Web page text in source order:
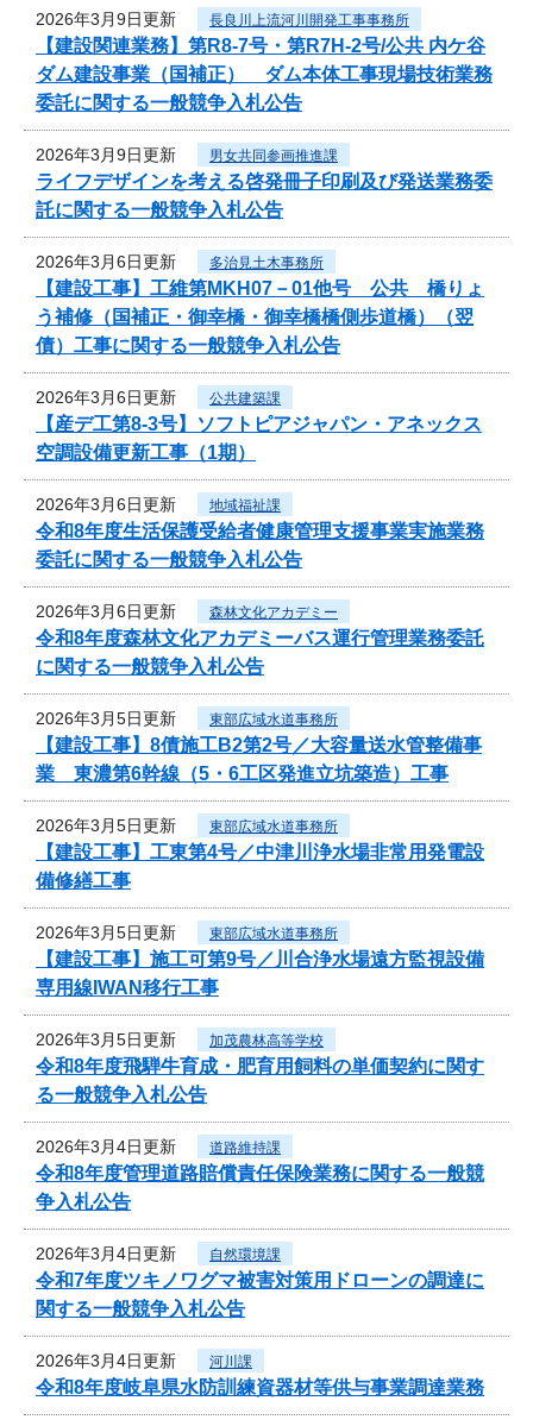
2026年3月9日更新 長良川上流河川開発工事事務所
【建設関連業務】第R8-7号・第R7H-2号/公共 内ケ谷
ダム建設事業（国補正） ダム本体工事現場技術業務
委託に関する一般競争入札公告
2026年3月9日更新 男女共同参画推進課
ライフデザインを考える啓発冊子印刷及び発送業務委
託に関する一般競争入札公告
2026年3月6日更新 多治見土木事務所
【建設工事】工維第MKH07－01他号 公共 橋りょ
う補修（国補正・御幸橋・御幸橋橋側歩道橋）（翌
債）工事に関する一般競争入札公告
2026年3月6日更新 公共建築課
【産デ工第8-3号】ソフトピアジャパン・アネックス
空調設備更新工事（1期）
2026年3月6日更新 地域福祉課
令和8年度生活保護受給者健康管理支援事業実施業務
委託に関する一般競争入札公告
2026年3月6日更新 森林文化アカデミー
令和8年度森林文化アカデミーバス運行管理業務委託
に関する一般競争入札公告
2026年3月5日更新 東部広域水道事務所
【建設工事】8債施工B2第2号／大容量送水管整備事
業 東濃第6幹線（5・6工区発進立坑築造）工事
2026年3月5日更新 東部広域水道事務所
【建設工事】工東第4号／中津川浄水場非常用発電設
備修繕工事
2026年3月5日更新 東部広域水道事務所
【建設工事】施工可第9号／川合浄水場遠方監視設備
専用線IWAN移行工事
2026年3月5日更新 加茂農林高等学校
令和8年度飛騨牛育成・肥育用飼料の単価契約に関す
る一般競争入札公告
2026年3月4日更新 道路維持課
令和8年度管理道路賠償責任保険業務に関する一般競
争入札公告
2026年3月4日更新 自然環境課
令和7年度ツキノワグマ被害対策用ドローンの調達に
関する一般競争入札公告
2026年3月4日更新 河川課
令和8年度岐阜県水防訓練資器材等供与事業調達業務